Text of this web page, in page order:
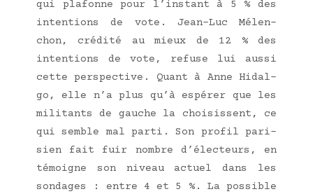
qui pla­fonne pour l’ins­tant à 5 % des
inten­tions de vote. Jean-Luc Mélen­
chon, cré­di­té au mieux de 12 % des
inten­tions de vote, refuse lui aus­si
cette pers­pec­tive. Quant à Anne Hidal­
go, elle n’a plus qu’à espé­rer que les
mili­tants de gauche la choi­sissent, ce
qui semble mal par­ti. Son pro­fil pari­
sien fait fuir nombre d’électeurs, en
témoigne son niveau actuel dans les
son­dages : entre 4 et 5 %. La pos­sible